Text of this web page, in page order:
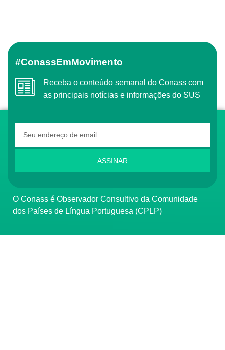
#ConassEmMovimento
Receba o conteúdo semanal do Conass com
as principais notícias e informações do SUS
ASSINAR
O Conass é Observador Consultivo da Comunidade
dos Países de Língua Portuguesa (CPLP)